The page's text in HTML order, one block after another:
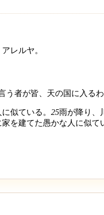
レルヤ。
う者が皆、天の国に入る
似ている。 25雨が降り、
を建てた愚かな人に似て